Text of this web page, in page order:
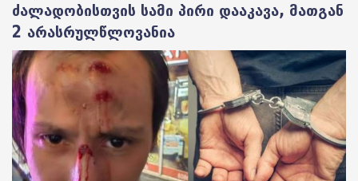
ძალადობისთვის სამი პირი დააკავა, მათგან
2 არასრულწლოვანია